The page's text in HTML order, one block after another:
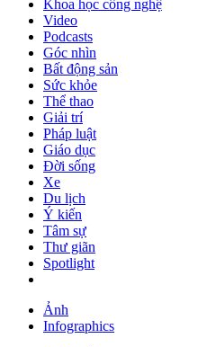
Khoa học công nghệ
Video
Podcasts
Góc nhìn
Bất động sản
Sức khỏe
Thể thao
Giải trí
Pháp luật
Giáo dục
Đời sống
Xe
Du lịch
Ý kiến
Tâm sự
Thư giãn
Spotlight
Ảnh
Infographics